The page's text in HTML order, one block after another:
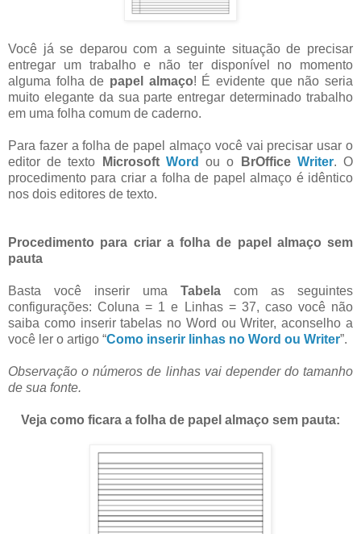
Você já se deparou com a seguinte situação de precisar
entregar um trabalho e não ter disponível no momento
alguma folha de papel almaço! É evidente que não seria
muito elegante da sua parte entregar determinado trabalho
em uma folha comum de caderno.
Para fazer a folha de papel almaço você vai precisar usar o
editor de texto Microsoft Word ou o BrOffice Writer. O
procedimento para criar a folha de papel almaço é idêntico
nos dois editores de texto.
Procedimento para criar a folha de papel almaço sem
pauta
Basta você inserir uma Tabela com as seguintes
configurações: Coluna = 1 e Linhas = 37, caso você não
saiba como inserir tabelas no Word ou Writer, aconselho a
você ler o artigo “Como inserir linhas no Word ou Writer”.
Observação o números de linhas vai depender do tamanho
de sua fonte.
Veja como ficara a folha de papel almaço sem pauta: